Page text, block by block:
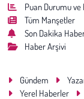
Puan Durumu ve
Tüm Manşetler
Son Dakika
Haber Arşivi
Gündem
Yerel Haberler